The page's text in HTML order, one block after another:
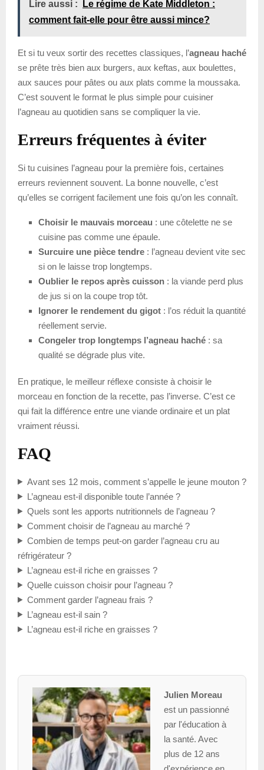
Lire aussi :
Le régime de Kate Middleton :
comment fait-elle pour être aussi mince?
Et si tu veux sortir des recettes classiques, l’agneau haché
se prête très bien aux burgers, aux keftas, aux boulettes,
aux sauces pour pâtes ou aux plats comme la moussaka.
C’est souvent le format le plus simple pour cuisiner
l’agneau au quotidien sans se compliquer la vie.
Erreurs fréquentes à éviter
Si tu cuisines l’agneau pour la première fois, certaines
erreurs reviennent souvent. La bonne nouvelle, c’est
qu’elles se corrigent facilement une fois qu’on les connaît.
Choisir le mauvais morceau : une côtelette ne se
cuisine pas comme une épaule.
Surcuire une pièce tendre : l’agneau devient vite sec
si on le laisse trop longtemps.
Oublier le repos après cuisson : la viande perd plus
de jus si on la coupe trop tôt.
Ignorer le rendement du gigot : l’os réduit la quantité
réellement servie.
Congeler trop longtemps l’agneau haché : sa
qualité se dégrade plus vite.
En pratique, le meilleur réflexe consiste à choisir le
morceau en fonction de la recette, pas l’inverse. C’est ce
qui fait la différence entre une viande ordinaire et un plat
vraiment réussi.
FAQ
Avant ses 12 mois, comment s’appelle le jeune mouton ?
L’agneau est-il disponible toute l’année ?
Quels sont les apports nutritionnels de l’agneau ?
Comment choisir de l’agneau au marché ?
Combien de temps peut-on garder l’agneau cru au
réfrigérateur ?
L’agneau est-il riche en graisses ?
Quelle cuisson choisir pour l’agneau ?
Comment garder l’agneau frais ?
L’agneau est-il sain ?
L’agneau est-il riche en graisses ?
Julien Moreau
est un passionné
par l'éducation à
la santé. Avec
plus de 12 ans